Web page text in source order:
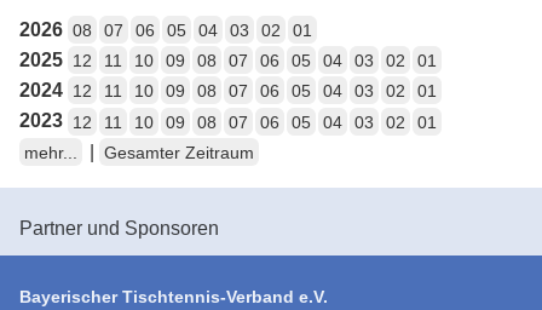
2026 08 07 06 05 04 03 02 01
2025 12 11 10 09 08 07 06 05 04 03 02 01
2024 12 11 10 09 08 07 06 05 04 03 02 01
2023 12 11 10 09 08 07 06 05 04 03 02
01
mehr...
Gesamter Zeitraum
Partner und Sponsoren
Bayerischer Tischtennis-Verband e.V.